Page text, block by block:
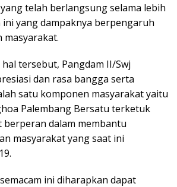
telah berlangsung selama lebih
yang dampaknya berpengaruh
masyarakat.
tersebut, Pangdam II/Swj
dan rasa bangga serta
satu komponen masyarakat yaitu
Palembang Bersatu terketuk
dalam membantu
masyarakat yang saat ini
ini diharapkan dapat